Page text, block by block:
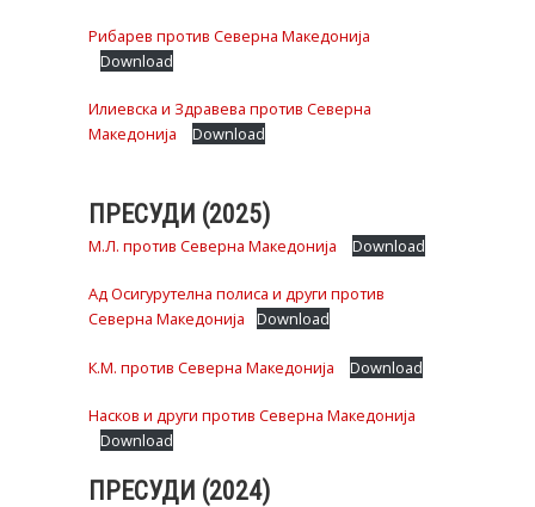
Рибарев против Северна Македонија
Download
Илиевска и Здравева против Северна
Македонија
Download
ПРЕСУДИ (2025)
М.Л. против Северна Македонија Download
Ад Осигурутелна полиса и други против
Северна Македонија
Download
К.М. против Северна Македонија Download
Насков и други против Северна Македонија
Download
ПРЕСУДИ (2024)